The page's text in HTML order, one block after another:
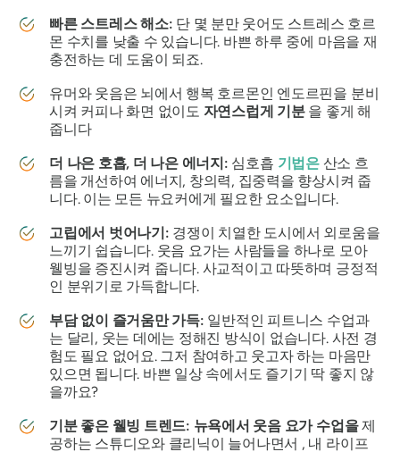
빠른 스트레스 해소: 단 몇 분만 웃어도 스트레스 호르
몬 수치를 낮출 수 있습니다. 바쁜 하루 중에 마음을 재
충전하는 데 도움이 되죠.
유머와 웃음은 뇌에서 행복 호르몬인 엔도르핀을 분비
시켜 커피나 화면 없이도 자연스럽게 기분을 좋게 해
줍니다
더 나은 호흡, 더 나은 에너지: 심호흡 기법은산소 흐
름을 개선하여 에너지, 창의력, 집중력을 향상시켜 줍
니다. 이는 모든 뉴요커에게 필요한 요소입니다.
고립에서 벗어나기: 경쟁이 치열한 도시에서 외로움을
느끼기 쉽습니다. 웃음 요가는 사람들을 하나로 모아
웰빙을 증진시켜 줍니다. 사교적이고 따뜻하며 긍정적
인 분위기로 가득합니다.
부담 없이 즐거움만 가득: 일반적인 피트니스 수업과
는 달리, 웃는 데에는 정해진 방식이 없습니다. 사전 경
험도 필요 없어요. 그저 참여하고 웃고자 하는 마음만
있으면 됩니다. 바쁜 일상 속에서도 즐기기 딱 좋지 않
을까요?
기분 좋은 웰빙 트렌드: 뉴욕에서 웃음 요가 수업을제
공하는 스튜디오와 클리닉이 늘어나면서 , 내 라이프